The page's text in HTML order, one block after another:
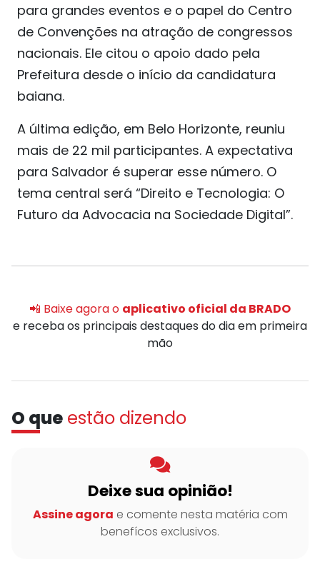
para grandes eventos e o papel do Centro
de Convenções na atração de congressos
nacionais. Ele citou o apoio dado pela
Prefeitura desde o início da candidatura
baiana.
A última edição, em Belo Horizonte, reuniu
mais de 22 mil participantes. A expectativa
para Salvador é superar esse número. O
tema central será “Direito e Tecnologia: O
Futuro da Advocacia na Sociedade Digital”.
📲 Baixe agora o aplicativo oficial da BRADO
e receba os principais destaques do dia em primeira
mão
O que estão dizendo
Deixe sua opinião!
Assine agora e comente nesta matéria com
benefícos exclusivos.